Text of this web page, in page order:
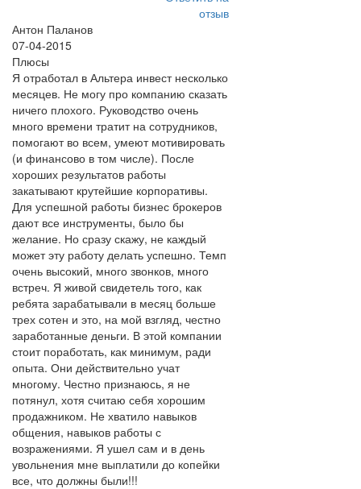
отзыв
Антон Паланов
07-04-2015
Плюсы
Я отработал в Альтера инвест несколько
месяцев. Не могу про компанию сказать
ничего плохого. Руководство очень
много времени тратит на сотрудников,
помогают во всем, умеют мотивировать
(и финансово в том числе). После
хороших результатов работы
закатывают крутейшие корпоративы.
Для успешной работы бизнес брокеров
дают все инструменты, было бы
желание. Но сразу скажу, не каждый
может эту работу делать успешно. Темп
очень высокий, много звонков, много
встреч. Я живой свидетель того, как
ребята зарабатывали в месяц больше
трех сотен и это, на мой взгляд, честно
заработанные деньги. В этой компании
стоит поработать, как минимум, ради
опыта. Они действительно учат
многому. Честно признаюсь, я не
потянул, хотя считаю себя хорошим
продажником. Не хватило навыков
общения, навыков работы с
возражениями. Я ушел сам и в день
увольнения мне выплатили до копейки
все, что должны были!!!